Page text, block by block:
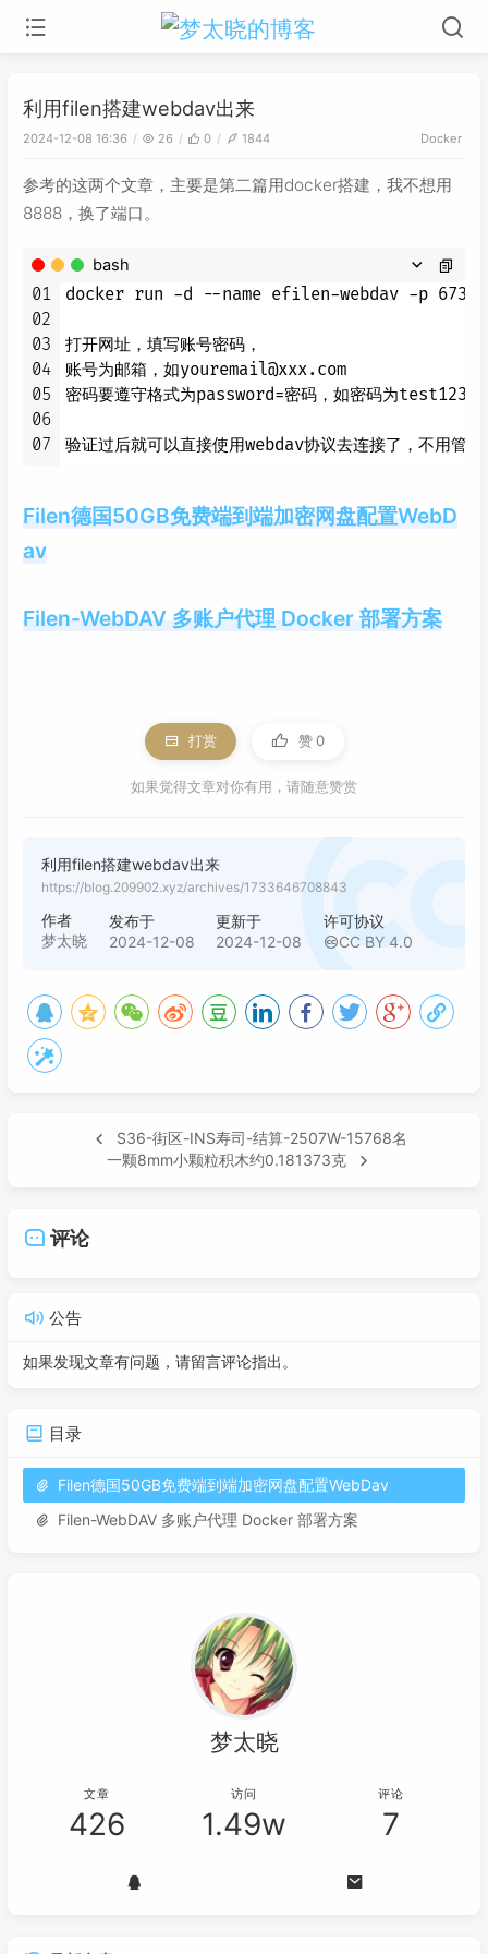
利用filen搭建webdav出来
2024-12-08 16:36 26 0 1844 Docker
参考的这两个文章，主要是第二篇用docker搭建，我不想用
8888，换了端口。
bash
01
02
03
04
05
06
07
docker run -d --name efilen-webdav -p
打开网址，填写账号密码，
账号为邮箱，如youremail@xxx.com
密码要遵守格式为password=密码，如密码为
Filen德国50GB免费端到端加密网盘配置WebD
av
Filen-WebDAV 多账户代理 Docker 部署方案
打赏 赞 0
如果觉得文章对你有用，请随意赞赏
利用filen搭建webdav出来
https://blog.209902.xyz/archives/1733646708843
作者
梦太晓
发布于
2024-12-08
更新于
2024-12-08
许可协议
CC BY 4.0
S36-街区-INS寿司-结算-2507W-15768名
一颗8mm小颗粒积木约0.181373克
评论
公告
如果发现文章有问题，请留言评论指出。
目录
Filen德国50GB免费端到端加密网盘配置WebDav
Filen-WebDAV 多账户代理 Docker 部署方案
梦太晓
文章
426
访问
1.49w
评论
7